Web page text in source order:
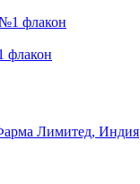
флакон
Лимитед, Индия